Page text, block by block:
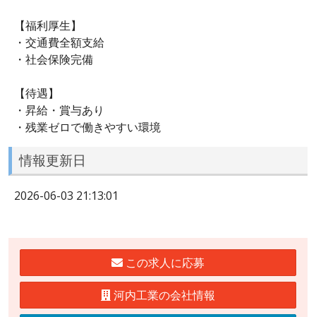
【福利厚生】
・交通費全額支給
・社会保険完備
【待遇】
・昇給・賞与あり
・残業ゼロで働きやすい環境
情報更新日
2026-06-03 21:13:01
この求人に応募
河内工業の会社情報